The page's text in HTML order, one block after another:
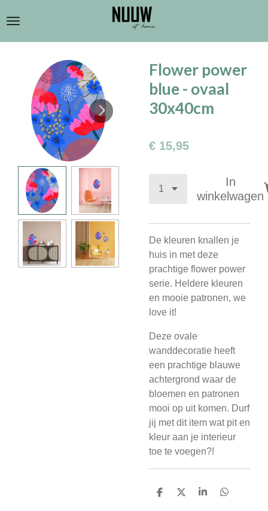
direct
naar
hoofdinhoud
Flower power
blue - ovaal
30x40cm
€ 15,95
In
winkelwagen
De kleuren knallen je
huis in met deze
prachtige flower power
serie. Heldere kleuren
en mooie patronen, we
love it!
Deze ovale
wanddecoratie heeft
een prachtige blauwe
achtergrond waar de
bloemen en patronen
mooi op uit komen. Durf
jij met dit item wat pit en
kleur aan je interieur
toe te voegen?!
D
D
S
D